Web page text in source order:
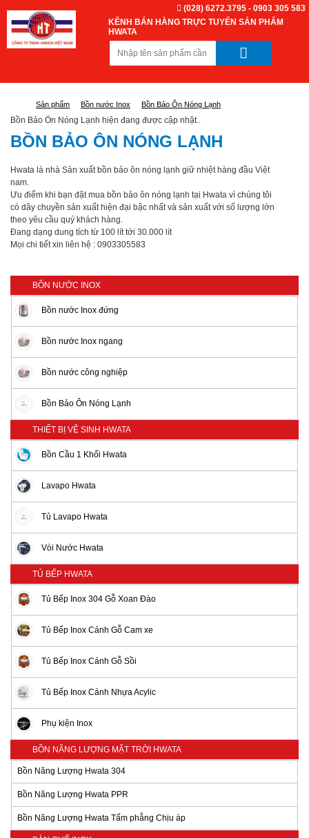
KÊNH BÁN HÀNG TRỰC TUYẾN SẢN PHẨM
HWATA
(028) 6272.3795 - 0903 305 583
Sản phẩm Bồn nước Inox Bồn Bảo Ôn Nóng Lạnh
Bồn Bảo Ôn Nóng Lạnh hiện đang được cập nhật..
BỒN BẢO ÔN NÓNG LẠNH
Hwata là nhà Sản xuất bồn bảo ôn nóng lạnh giữ nhiệt hàng đầu Việt
nam.
Ưu điểm khi bạn đặt mua bồn bảo ôn nóng lạnh tại Hwata vì chúng tôi
có dây chuyền sản xuất hiện đại bậc nhất và sản xuất với số lượng lớn
theo yêu cầu quý khách hàng.
Đang dạng dung tích từ 100 lít tới 30.000 lít
Mọi chi tiết xin liên hệ : 0903305583
BỒN NƯỚC INOX
Bồn nước Inox đứng
Bồn nước Inox ngang
Bồn nước công nghiệp
Bồn Bảo Ôn Nóng Lạnh
THIẾT BỊ VỆ SINH HWATA
Bồn Cầu 1 Khối Hwata
Lavapo Hwata
Tủ Lavapo Hwata
Vòi Nước Hwata
TỦ BẾP HWATA
Tủ Bếp Inox 304 Gỗ Xoan Đào
Tủ Bếp Inox Cánh Gỗ Cam xe
Tủ Bếp Inox Cánh Gỗ Sồi
Tủ Bếp Inox Cánh Nhựa Acylic
Phụ kiện Inox
BỒN NĂNG LƯỢNG MẶT TRỜI HWATA
Bồn Năng Lượng Hwata 304
Bồn Năng Lượng Hwata PPR
Bồn Năng Lượng Hwata Tấm phẳng Chịu áp